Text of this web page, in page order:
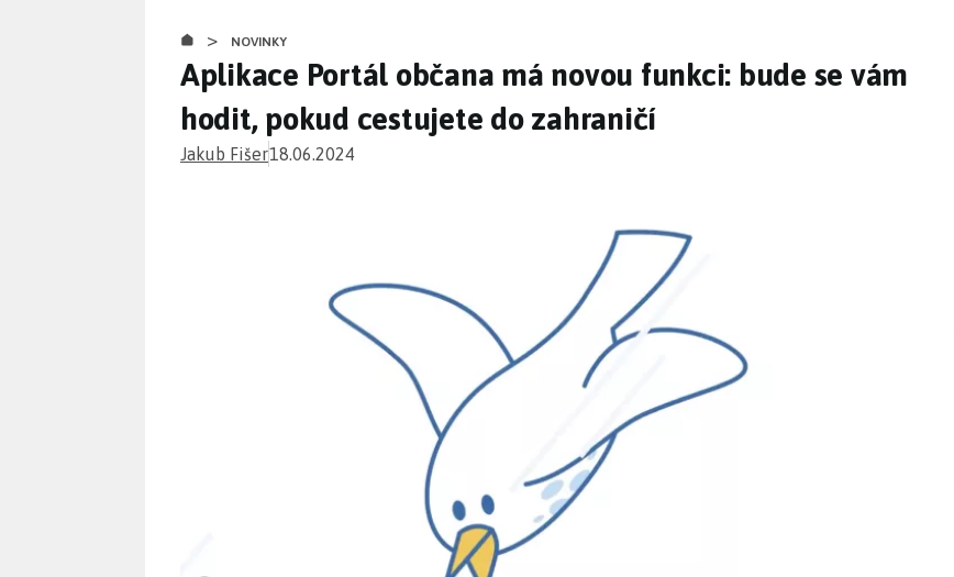
> NOVINKY
Aplikace Portál občana má novou funkci: bude se vám
hodit, pokud cestujete do zahraničí
Jakub Fišer18.06.2024